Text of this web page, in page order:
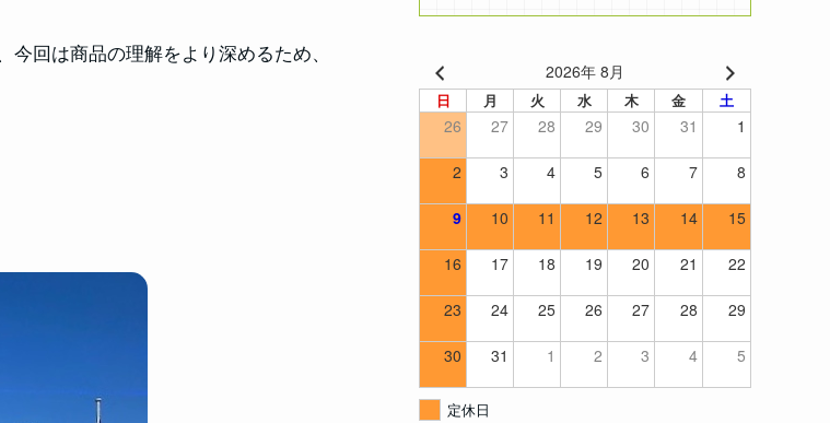
回は商品の理解をより深めるため、
2026年 8月
日 月 火 水 木 金 土
26 27 28 29 30 31 1
2 3 4 5 6 7 8
9 10 11 12 13 14 15
16 17 18 19 20 21 22
23 24 25 26 27 28 29
30 31 1 2 3 4 5
定休日